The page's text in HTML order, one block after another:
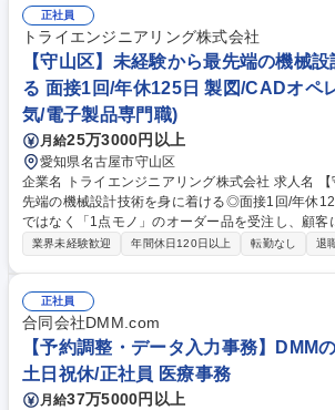
【仕事の魅力】■あなたの「調整業務」が、病気と
チャンス」に直結します ■営業事務やCSで培った
助の架け橋となる誇りを持てます ■残業は月5時間
ながら、自身の生活も大切にできる環境です 募集職種 【一般事務】～患
者の命を救う～コーディネート担当/月残業約5h/
正社員
トライエンジニアリング株式会社
【守山区】未経験から最先端の機械
る 面接1回/年休125日 製図/CADオペ
気/電子製品専門職)
月給25万3000円以上
愛知県名古屋市守山区
企業名 トライエンジニアリング株式会社 求人名 【守山区】未経験から最
先端の機械設計技術を身に着ける◎面接1回/年休125日 仕事の内容
ではなく「1点モノ」のオーダー品を受注し、顧客
様検討から構想設計/基本設計/詳細設計までの一連
想設計～詳細設計までの一連の業務(企画や構想/専
図面の作成など) ■組立/組付けを行う製造技術課や
へ引継ぎ 【使用ソフト】2DCAD：AUTOCAD/
社員の丁寧なOJTで、未経験からでも専門スキルを
す！ 募集職種 【守山区】未経験から最先端の機械設計技術を身に着ける
◎面接1回/年休125日
業界未経験歓迎 年間休日120日以上 転勤なし 退
正社員
合同会社DMM.com
【予約調整・データ入力事務】DMM
土日祝休/正社員 医療事務
月給37万5000円以上